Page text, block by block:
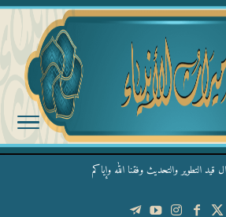
قيد التطوير والتحديث وفقنا الله وإياكم
وفقه الله: نحن ليس عندنا تقديس الأشخاص